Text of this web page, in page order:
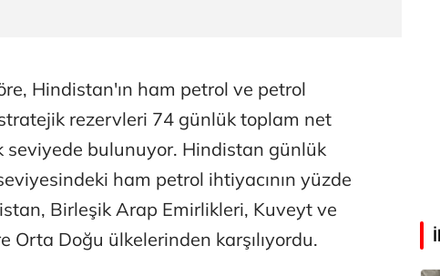
Hindistan'ın ham petrol ve petrol
rezervleri 74 günlük toplam net
seviyede bulunuyor. Hindistan günlük
ham petrol ihtiyacının yüzde
Birleşik Arap Emirlikleri, Kuveyt ve
Orta Doğu ülkelerinden karşılıyordu.
Mehmet Tez